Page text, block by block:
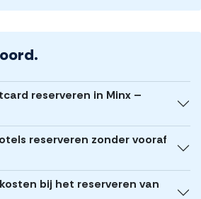
reserveren in Minx –
reserveren zonder vooraf
bij het reserveren van